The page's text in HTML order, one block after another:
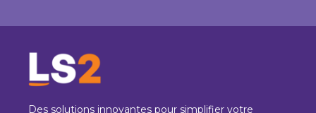
Des solutions innovantes pour simplifier votre